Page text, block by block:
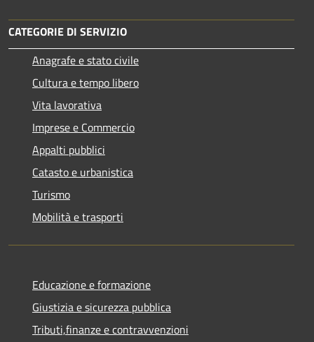
CATEGORIE DI SERVIZIO
Anagrafe e stato civile
Cultura e tempo libero
Vita lavorativa
Imprese e Commercio
Appalti pubblici
Catasto e urbanistica
Turismo
Mobilità e trasporti
Educazione e formazione
Giustizia e sicurezza pubblica
Tributi,finanze e contravvenzioni